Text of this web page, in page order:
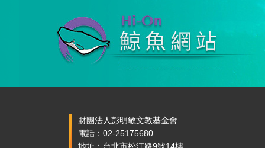
財團法人彭明敏文教基金會
電話：02-25175680
地址：台北市松江路9號14樓